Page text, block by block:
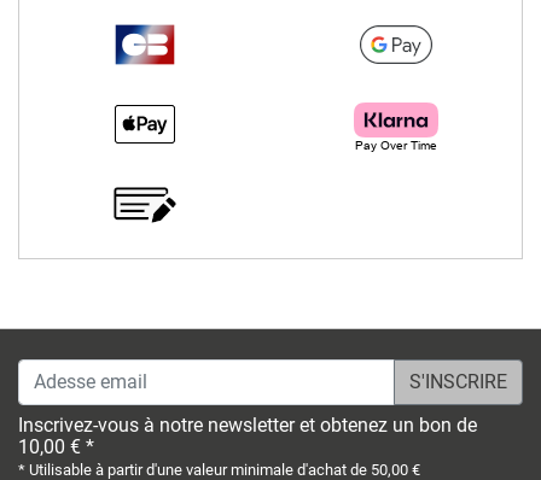
Adesse email
Inscrivez-vous à notre newsletter et obtenez un bon de
10,00 € *
* Utilisable à partir d'une valeur minimale d'achat de 50,00 €